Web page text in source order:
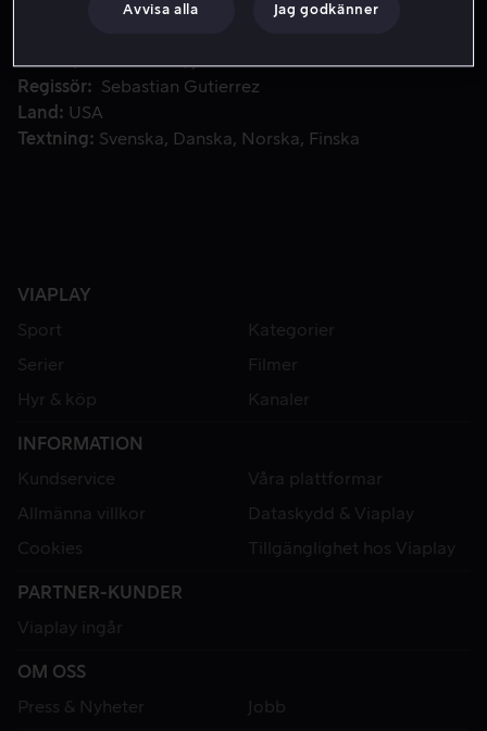
Regissör
Sebastian Gutierrez
Land
USA
Textning
Svenska Danska Norska Finska
VIAPLAY
Sport
Kategorier
Serier
Filmer
Hyr & köp
Kanaler
INFORMATION
Kundservice
Våra plattformar
Allmänna villkor
Dataskydd & Viaplay
Cookies
Tillgänglighet hos Viaplay
PARTNER-KUNDER
Viaplay ingår
OM OSS
Press & Nyheter
Jobb
Avvisa alla Jag godkänner